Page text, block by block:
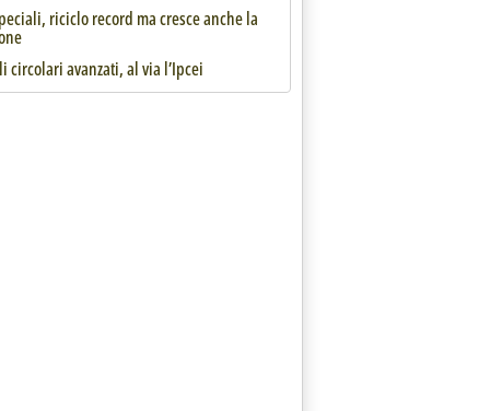
riciclo record ma cresce anche la
circolari avanzati, al via l’Ipcei